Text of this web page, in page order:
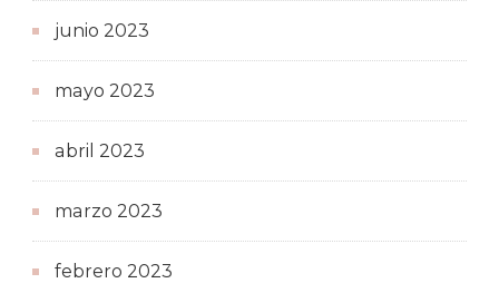
junio 2023
mayo 2023
abril 2023
marzo 2023
febrero 2023